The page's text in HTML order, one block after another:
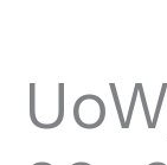
contenu